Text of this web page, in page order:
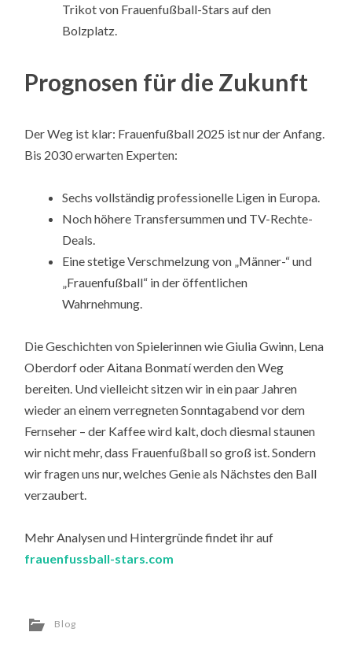
Trikot von Frauenfußball-Stars auf den
Bolzplatz.
Prognosen für die Zukunft
Der Weg ist klar: Frauenfußball 2025 ist nur der Anfang.
Bis 2030 erwarten Experten:
Sechs vollständig professionelle Ligen in Europa.
Noch höhere Transfersummen und TV-Rechte-
Deals.
Eine stetige Verschmelzung von „Männer-“ und
„Frauenfußball“ in der öffentlichen
Wahrnehmung.
Die Geschichten von Spielerinnen wie Giulia Gwinn, Lena
Oberdorf oder Aitana Bonmatí werden den Weg
bereiten. Und vielleicht sitzen wir in ein paar Jahren
wieder an einem verregneten Sonntagabend vor dem
Fernseher – der Kaffee wird kalt, doch diesmal staunen
wir nicht mehr, dass Frauenfußball so groß ist. Sondern
wir fragen uns nur, welches Genie als Nächstes den Ball
verzaubert.
Mehr Analysen und Hintergründe findet ihr auf
frauenfussball-stars.com
Blog